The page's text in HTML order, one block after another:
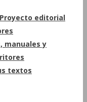
editorial
manuales y
textos